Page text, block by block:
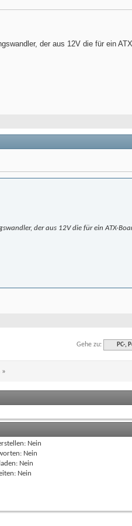
der aus 12V die für ein
der aus 12V die für ein ATX-
Gehe zu: PC-,
»
Nein
Nein
Nein
Nein